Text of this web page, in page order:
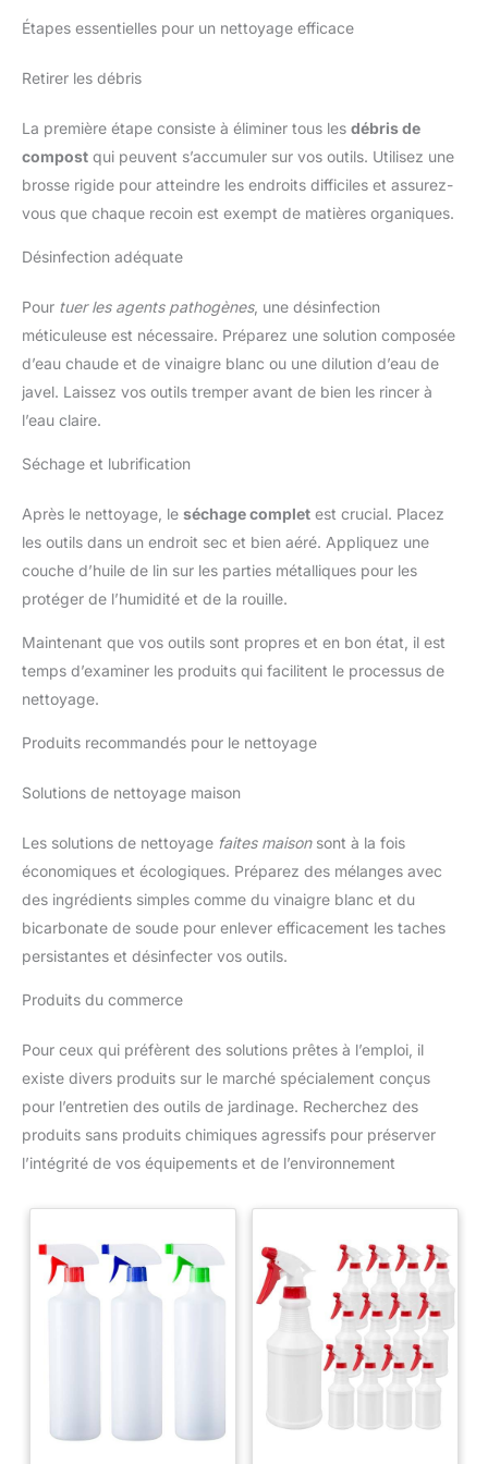
Étapes essentielles pour un nettoyage efficace
Retirer les débris
La première étape consiste à éliminer tous les débris de
compost qui peuvent s’accumuler sur vos outils. Utilisez une
brosse rigide pour atteindre les endroits difficiles et assurez-
vous que chaque recoin est exempt de matières organiques.
Désinfection adéquate
Pour tuer les agents pathogènes, une désinfection
méticuleuse est nécessaire. Préparez une solution composée
d’eau chaude et de vinaigre blanc ou une dilution d’eau de
javel. Laissez vos outils tremper avant de bien les rincer à
l’eau claire.
Séchage et lubrification
Après le nettoyage, le séchage complet est crucial. Placez
les outils dans un endroit sec et bien aéré. Appliquez une
couche d’huile de lin sur les parties métalliques pour les
protéger de l’humidité et de la rouille.
Maintenant que vos outils sont propres et en bon état, il est
temps d’examiner les produits qui facilitent le processus de
nettoyage.
Produits recommandés pour le nettoyage
Solutions de nettoyage maison
Les solutions de nettoyage faites maisonsont à la fois
économiques et écologiques. Préparez des mélanges avec
des ingrédients simples comme du vinaigre blanc et du
bicarbonate de soude pour enlever efficacement les taches
persistantes et désinfecter vos outils.
Produits du commerce
Pour ceux qui préfèrent des solutions prêtes à l’emploi, il
existe divers produits sur le marché spécialement conçus
pour l’entretien des outils de jardinage. Recherchez des
produits sans produits chimiques agressifs pour préserver
l’intégrité de vos équipements et de l’environnement